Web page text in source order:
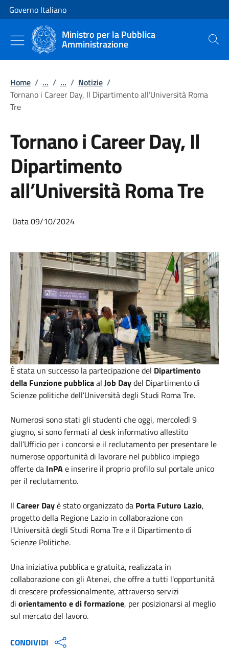
Vai al contenuto
Vai alla navigazione del sito
Governo Italiano
Ministro per la Pubblica
Amministrazione Cerca
Home / ... / ... / Notizie /
Tornano i Career Day, Il Dipartimento all’Università Roma
Tre
Tornano i Career Day, Il
Dipartimento
all’Università Roma Tre
Data 09/10/2024
È stata un successo la partecipazione del Dipartimento
della Funzione pubblicaal Job Daydel Dipartimento di
Scienze politiche dell’Università degli Studi Roma Tre.
Numerosi sono stati gli studenti che oggi, mercoledì 9
giugno, si sono fermati al desk informativo allestito
dall’Ufficio per i concorsi e il reclutamento per presentare le
numerose opportunità di lavorare nel pubblico impiego
offerte da InPAe inserire il proprio profilo sul portale unico
per il reclutamento.
Il Career Dayè stato organizzato da Porta Futuro Lazio,
progetto della Regione Lazio in collaborazione con
l'Università degli Studi Roma Tre e il Dipartimento di
Scienze Politiche.
Una iniziativa pubblica e gratuita, realizzata in
collaborazione con gli Atenei, che offre a tutti l'opportunità
di crescere professionalmente, attraverso servizi
di orientamento e di formazione, per posizionarsi al meglio
sul mercato del lavoro.
CONDIVIDI